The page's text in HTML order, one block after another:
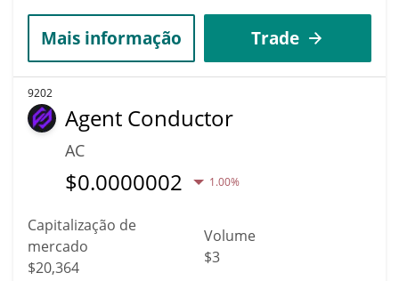
Mais informação Trade
9202
Agent Conductor
AC
$0.0000002 1.00%
Capitalização de
mercado
$20,364
Volume
$3